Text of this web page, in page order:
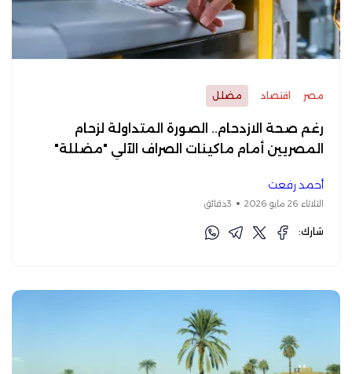
مصر اقتصاد مضلل
رغم صحة الازدحام.. الصورة المتداولة لزحام
المصريين أمام ماكينات الصراف الآلي "مضللة"
أحمد رفعت
الثلاثاء 26 مايو 2026 3دقائق
شارك: